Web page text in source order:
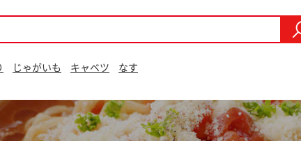
じゃがいも キャベツ なす